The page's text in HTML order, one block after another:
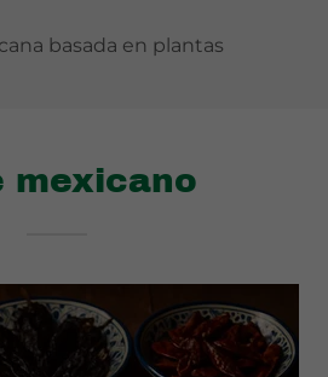
basada en plantas
mexicano